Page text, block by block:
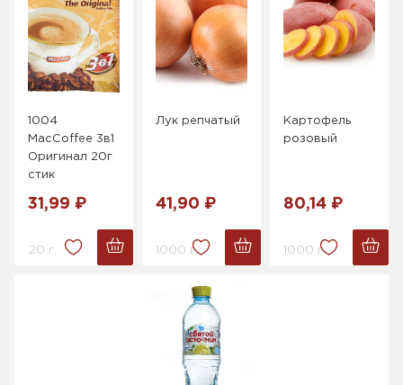
1004
MacCoffee 3в1
Оригинал 20г
стик
31,99 ₽
20 г.
Лук репчатый
41,90 ₽
1000 г.
Картофель
розовый
80,14 ₽
1000 г.